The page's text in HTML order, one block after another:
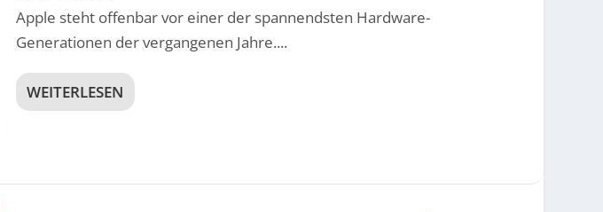
Apple steht offenbar vor einer der spannendsten Hardware-
Generationen der vergangenen Jahre....
WEITERLESEN